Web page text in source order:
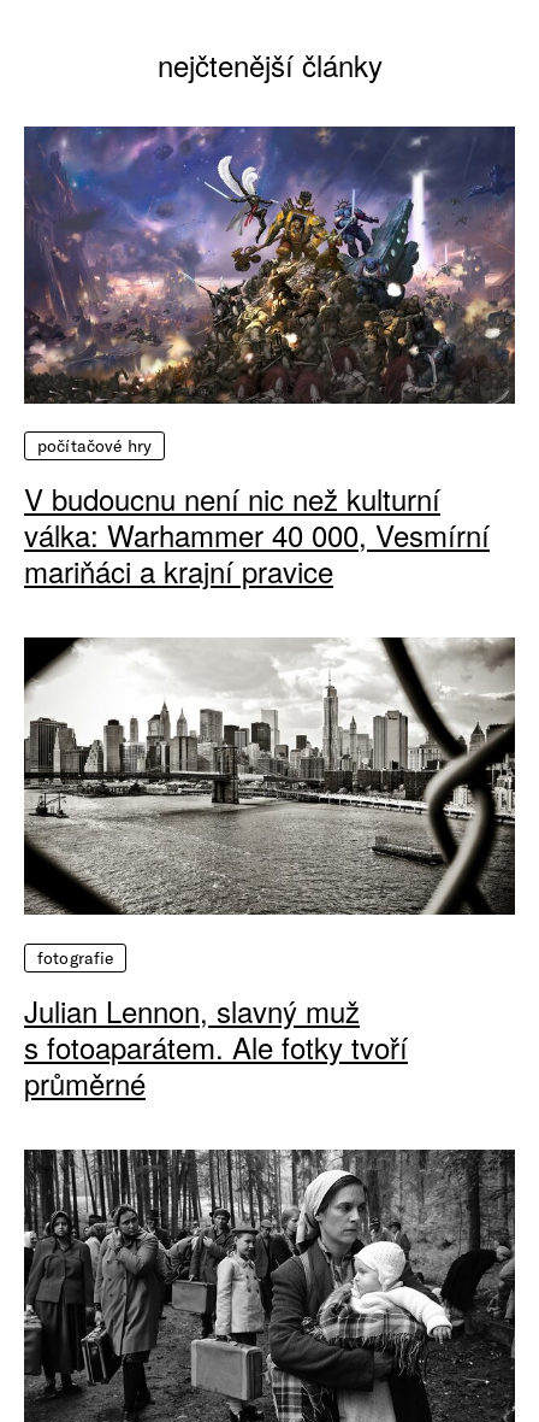
nejčtenější články
počítačové hry
V budoucnu není nic než kulturní
válka: Warhammer 40 000, Vesmírní
mariňáci a krajní pravice
fotografie
Julian Lennon, slavný muž
s fotoaparátem. Ale fotky tvoří
průměrné